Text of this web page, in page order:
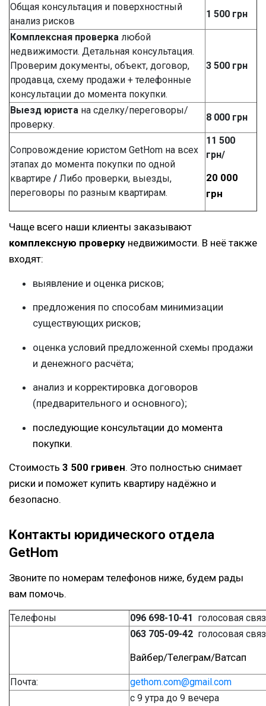
Общая консультация и поверхностный
анализ рисков
1 500 грн
Комплексная проверка любой
недвижимости. Детальная консультация.
Проверим документы, объект, договор,
продавца, схему продажи + телефонные
консультации до момента покупки.
3 500 грн
Выезд юриста на сделку/переговоры/
проверку.
8 000 грн
Сопровождение юристом GetHom на всех
этапах до момента покупки по одной
квартире / Либо проверки, выезды,
переговоры по разным квартирам.
11 500
грн/
20 000
грн
Чаще всего наши клиенты заказывают
комплексную проверку недвижимости. В неё также
входят:
выявление и оценка рисков;
предложения по способам минимизации
существующих рисков;
оценка условий предложенной схемы продажи
и денежного расчёта;
анализ и корректировка договоров
(предварительного и основного);
последующие консультации до момента
покупки.
Стоимость 3 500 гривен. Это полностью снимает
риски и поможет купить квартиру надёжно и
безопасно.
Контакты юридического отдела
GetHom
Звоните по номерам телефонов ниже, будем рады
вам помочь.
Телефоны 096 698-10-41 голосовая
063 705-09-42 голосовая
Вайбер/Телеграм/Ватсап
Почта: gethom.com@gmail.com
с 9 утра до 9 вечера